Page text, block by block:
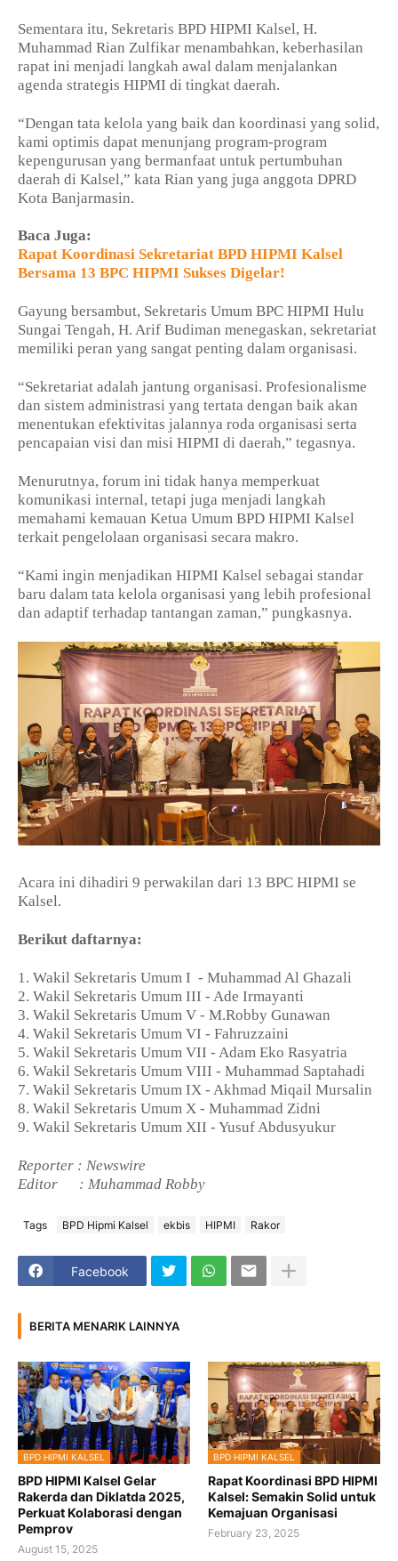
Sementara itu, Sekretaris BPD HIPMI Kalsel, H.
Muhammad Rian Zulfikar menambahkan, keberhasilan
rapat ini menjadi langkah awal dalam menjalankan
agenda strategis HIPMI di tingkat daerah.
“Dengan tata kelola yang baik dan koordinasi yang solid,
kami optimis dapat menunjang program-program
kepengurusan yang bermanfaat untuk pertumbuhan
daerah di Kalsel,” kata Rian yang juga anggota DPRD
Kota Banjarmasin.
Baca Juga:
Rapat Koordinasi Sekretariat BPD HIPMI Kalsel
Bersama 13 BPC HIPMI Sukses Digelar!
Gayung bersambut, Sekretaris Umum BPC HIPMI Hulu
Sungai Tengah, H. Arif Budiman menegaskan, sekretariat
memiliki peran yang sangat penting dalam organisasi.
“Sekretariat adalah jantung organisasi. Profesionalisme
dan sistem administrasi yang tertata dengan baik akan
menentukan efektivitas jalannya roda organisasi serta
pencapaian visi dan misi HIPMI di daerah,” tegasnya.
Menurutnya, forum ini tidak hanya memperkuat
komunikasi internal, tetapi juga menjadi langkah
memahami kemauan Ketua Umum BPD HIPMI Kalsel
terkait pengelolaan organisasi secara makro.
“Kami ingin menjadikan HIPMI Kalsel sebagai standar
baru dalam tata kelola organisasi yang lebih profesional
dan adaptif terhadap tantangan zaman,” pungkasnya.
Acara ini dihadiri 9 perwakilan dari 13 BPC HIPMI se
Kalsel.
Berikut daftarnya:
1. Wakil Sekretaris Umum I - Muhammad Al Ghazali
2. ⁠Wakil Sekretaris Umum III - Ade Irmayanti
3. ⁠Wakil Sekretaris Umum V - M.Robby Gunawan
4. ⁠Wakil Sekretaris Umum VI - Fahruzzaini
5. ⁠Wakil Sekretaris Umum VII - Adam Eko Rasyatria
6. ⁠Wakil Sekretaris Umum VIII - Muhammad Saptahadi
7. ⁠Wakil Sekretaris Umum IX - Akhmad Miqail Mursalin
8. ⁠Wakil Sekretaris Umum X - Muhammad Zidni
9. ⁠Wakil Sekretaris Umum XII - Yusuf Abdusyukur
Reporter : Newswire
Editor
: Muhammad Robby
Tags BPD Hipmi Kalsel ekbis HIPMI Rakor
Facebook
BERITA MENARIK LAINNYA
BPD HIPMI KALSEL
BPD HIPMI Kalsel Gelar
Rakerda dan Diklatda 2025,
Perkuat Kolaborasi dengan
Pemprov
August 15, 2025
BPD HIPMI KALSEL
Rapat Koordinasi BPD HIPMI
Kalsel: Semakin Solid untuk
Kemajuan Organisasi
February 23, 2025